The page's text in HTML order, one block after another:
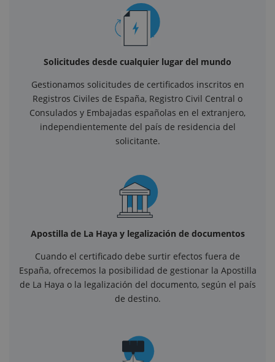
Solicitudes desde cualquier lugar del mundo
Gestionamos solicitudes de certificados inscritos en
Registros Civiles de España, Registro Civil Central o
Consulados y Embajadas españolas en el extranjero,
independientemente del país de residencia del
solicitante.
Apostilla de La Haya y legalización de documentos
Cuando el certificado debe surtir efectos fuera de
España, ofrecemos la posibilidad de gestionar la Apostilla
de La Haya o la legalización del documento, según el país
de destino.